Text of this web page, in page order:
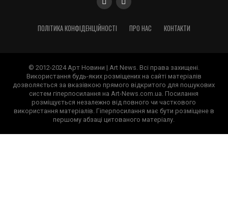
ПОЛІТИКА КОНФІДЕНЦІЙНОСТІ ПРО НАС КОНТАКТИ
© 2012-2024 Арт Новини | Art News. Всі права захищені.
Використання будь-яких розміщених на сайті матеріалів
дозволяється за вказівкою прямого відкритого для пошукових
систем гіперпосилання на Art-News.com.ua. Посилання
розміщується незалежно від повного чи часткового
використання матеріалів. Гіперпосилання має бути розміщене в
першому абзаці цитованого матеріалу.